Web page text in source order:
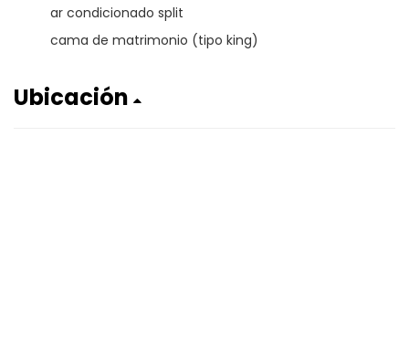
ar condicionado split
cama de matrimonio (tipo king)
Ubicación